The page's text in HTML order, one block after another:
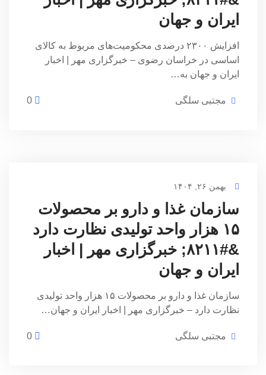
ایران و جهان
افزایش ۲۳۰۰ درصدی محکومیت‌های مربوط به کالای
اساسی در خراسان رضوی – خبرگزاری مهر | اخبار
ایران و جهان به…
مجتبی سلگی
بهمن ۲۶, ۱۴۰۴
سازمان غذا و دارو بر محصولات
۱۵ هزار واحد تولیدی نظارت دارد
&#۸۲۱۱; خبرگزاری مهر | اخبار
ایران و جهان
سازمان غذا و دارو بر محصولات ۱۵ هزار واحد تولیدی
نظارت دارد – خبرگزاری مهر | اخبار ایران و جهان…
مجتبی سلگی